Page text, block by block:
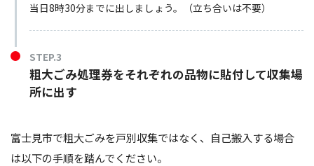
当日8時30分までに出しましょう。（立ち合いは不要）
STEP.3
粗大ごみ処理券をそれぞれの品物に貼付して収集場
所に出す
富士見市で粗大ごみを戸別収集ではなく、自己搬入する場合
は以下の手順を踏んでください。